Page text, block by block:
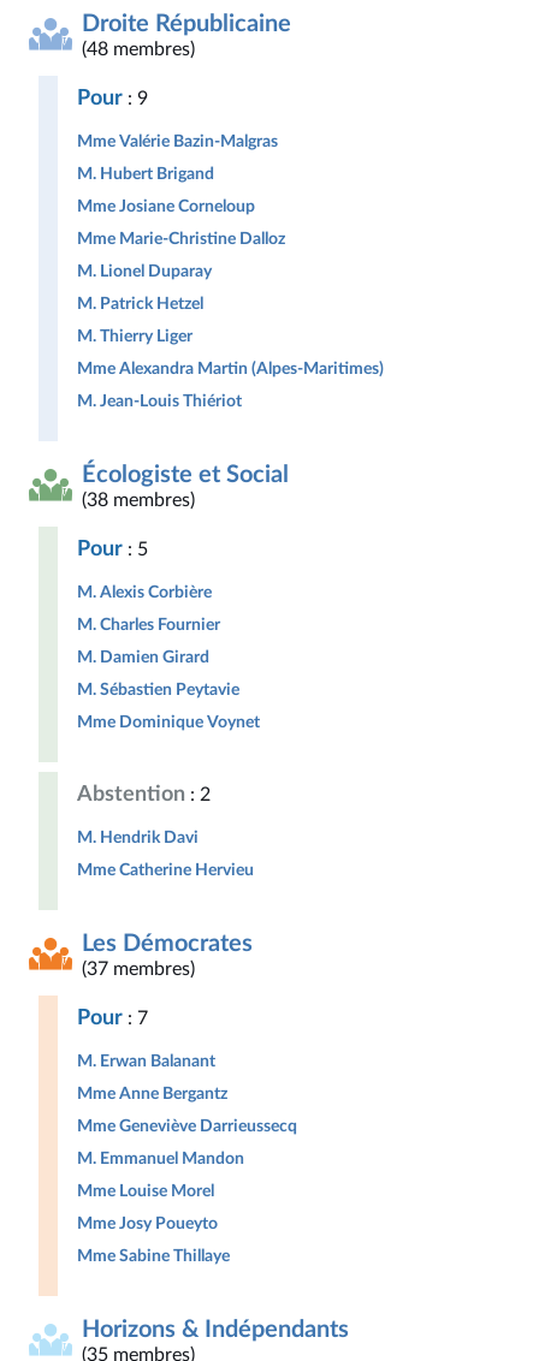
Droite Républicaine
(48 membres)
Pour : 9
Mme Valérie Bazin-Malgras
M. Hubert Brigand
Mme Josiane Corneloup
Mme Marie-Christine Dalloz
M. Lionel Duparay
M. Patrick Hetzel
M. Thierry Liger
Mme Alexandra Martin (Alpes-Maritimes)
M. Jean-Louis Thiériot
Écologiste et Social
(38 membres)
Pour : 5
M. Alexis Corbière
M. Charles Fournier
M. Damien Girard
M. Sébastien Peytavie
Mme Dominique Voynet
Abstention : 2
M. Hendrik Davi
Mme Catherine Hervieu
Les Démocrates
(37 membres)
Pour : 7
M. Erwan Balanant
Mme Anne Bergantz
Mme Geneviève Darrieussecq
M. Emmanuel Mandon
Mme Louise Morel
Mme Josy Poueyto
Mme Sabine Thillaye
Horizons & Indépendants
(35 membres)